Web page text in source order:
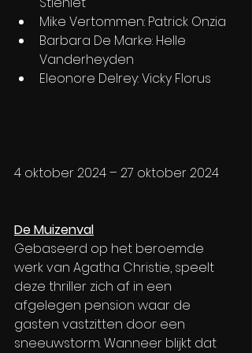
Mike Vertommen: Patrick Onzia
Barbara De Marke: Helle
Vanderheyden
Eleonore Delrey: Vicky Florus
4 oktober 2024 – 27 oktober 2024
De Muizenval
Gebaseerd op het beroemde
werk van Agatha Christie, speelt
deze thriller zich af in een
afgelegen pension waar de
gasten vastzitten door een
sneeuwstorm. Wanneer blijkt dat